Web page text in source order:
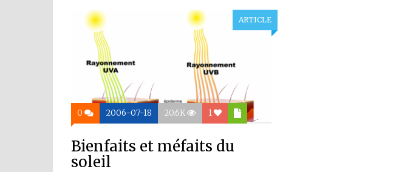
ARTICLE
0 2006-07-18 20.6K 1
Bienfaits et méfaits du
soleil